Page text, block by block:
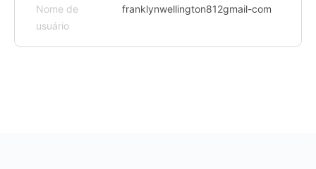
Nome de
usuário
franklynwellington812gmail-com